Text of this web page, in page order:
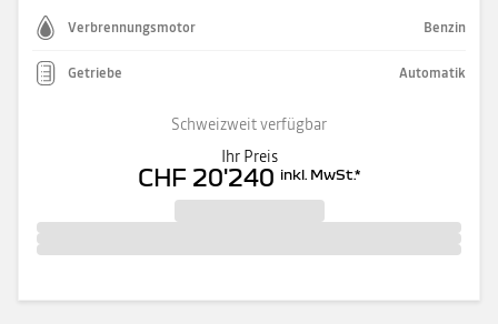
Verbrennungsmotor Benzin
Getriebe Automatik
Schweizweit verfügbar
Ihr Preis
CHF 20'240 inkl. MwSt.*